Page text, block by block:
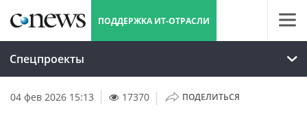
ПОДДЕРЖКА ИТ-ОТРАСЛИ
Спецпроекты
04 фев 2026 15:13 17370 | ПОДЕЛИТЬСЯ